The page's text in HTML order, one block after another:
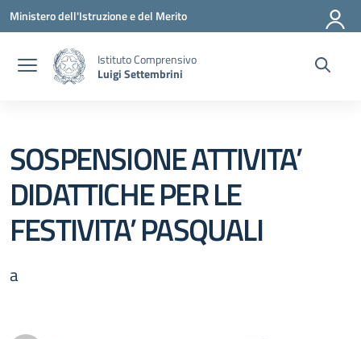
Vai ai contenuti
Vai al menu di navigazione
Vai al footer
Ministero dell'Istruzione e del Merito
Istituto Comprensivo
Luigi Settembrini
SOSPENSIONE ATTIVITA’
DIDATTICHE PER LE
FESTIVITA’ PASQUALI
a